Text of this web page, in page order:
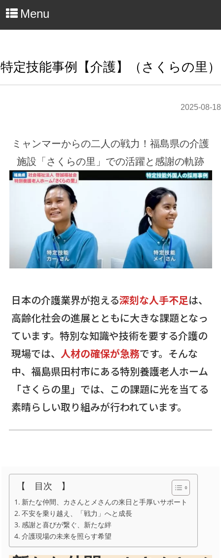
Menu
特定技能事例【介護】（さくらの里）
2025-08-18
ミャンマーからの二人の戦力！福島県の介護
施設「さくらの里」での活躍と感謝の軌跡
日本の介護業界が抱える深刻な人手不足は、
高齢化社会の進展とともに大きな課題となっ
ています。特別な知識や技術を要する介護の
現場では、 人材の確保が急務です。そんな
中、福島県田村市にある特別養護老人ホーム
「さくらの里」では、この課題に光を当てる
素晴らしい取り組みが行われています。
【 目次 】
新たな仲間、カさんとメさんの来日と手厚いサポート
不安を乗り越え、「戦力」へと成長
感謝と喜びが繋ぐ、新たな絆
介護現場の未来を照らす希望